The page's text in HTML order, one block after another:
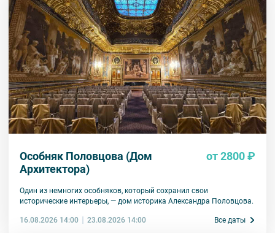
Особняк Половцова (Дом
Архитектора)
от 2800 ₽
Один из немногих особняков, который сохранил свои
исторические интерьеры, — дом историка Александра Половцова.
16.08.2026 14:00 23.08.2026 14:00 Все даты